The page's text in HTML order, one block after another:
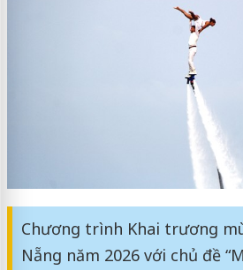
Chương trình Khai trương
Nẵng năm 2026 với chủ đề